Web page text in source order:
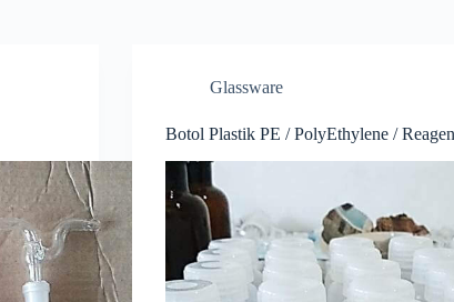
Glassware
Botol Plastik PE / PolyEthylene /